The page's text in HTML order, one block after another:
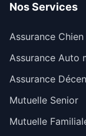
Nos Services
Assurance
Assurance Auto
Assurance
Mutuelle Senior
Mutuelle